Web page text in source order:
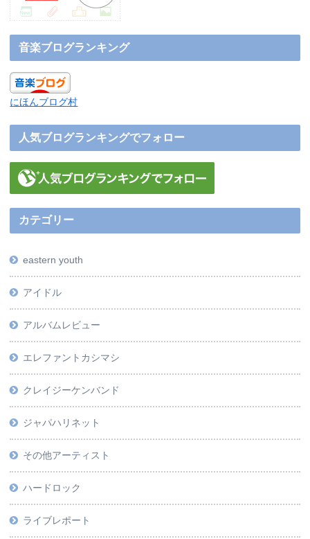
音楽ブログランキング
にほんブログ村
人気ブログランキングでフォロー
カテゴリー
eastern youth
アイドル
アルバムレビュー
エレファントカシマシ
クレイジーケンバンド
ジャパハリネット
その他アーティスト
ハードロック
ライブレポート